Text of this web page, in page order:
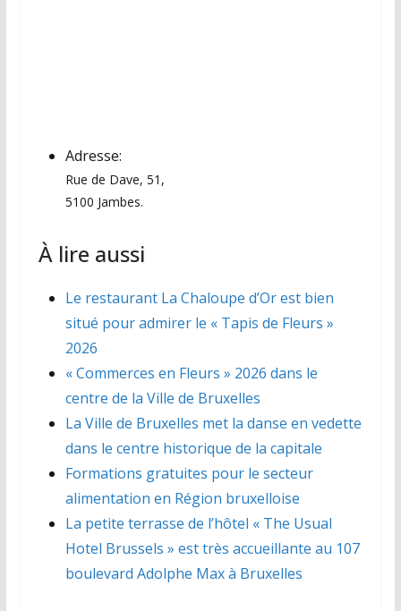
Adresse:
Rue de Dave, 51,
5100 Jambes.
À lire aussi
Le restaurant La Chaloupe d’Or est bien
situé pour admirer le « Tapis de Fleurs »
2026
« Commerces en Fleurs » 2026 dans le
centre de la Ville de Bruxelles
La Ville de Bruxelles met la danse en vedette
dans le centre historique de la capitale
Formations gratuites pour le secteur
alimentation en Région bruxelloise
La petite terrasse de l’hôtel « The Usual
Hotel Brussels » est très accueillante au 107
boulevard Adolphe Max à Bruxelles